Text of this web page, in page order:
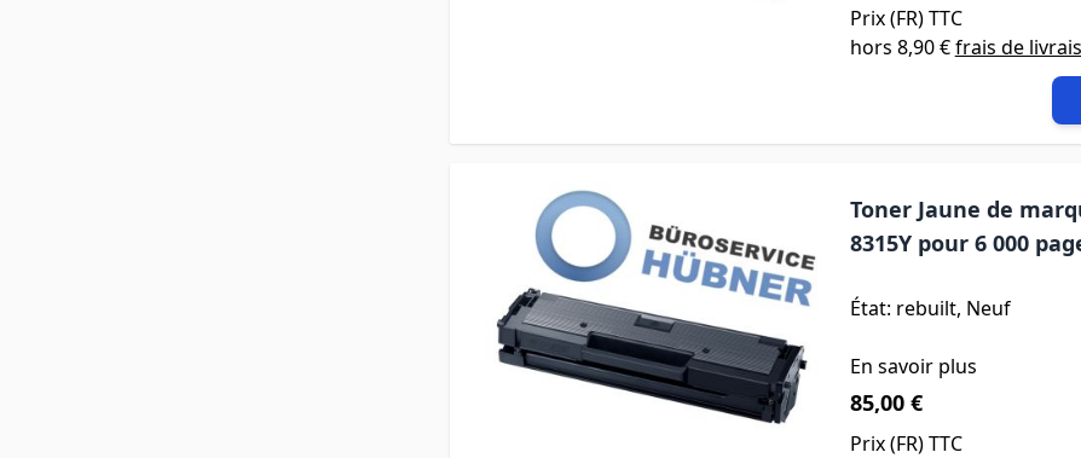
Prix (FR) TTC
hors 8,90 €frais de
Toner Jaune de
8315Y pour 6 000
État: rebuilt, Neuf
En savoir plus
85,00 €
Prix (FR) TTC